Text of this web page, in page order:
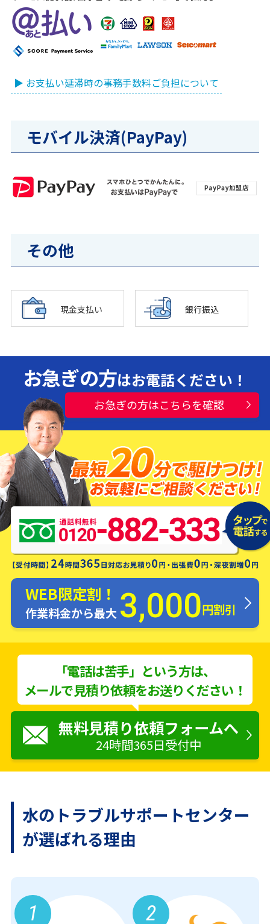
▶ お支払い延滞時の事務手数料ご負担について
モバイル決済(PayPay)
その他
現金支払い 銀行振込
お急ぎの方はお電話ください！
お急ぎの方はこちらを確認
水漏れ・つまり・修理お電話一本ですぐ
にお伺いします！
WEB限定割！
作業料金から最大 3,000円割引
「電話は苦手」という方は、
メールで見積り依頼をお送りください！
無料見積り依頼フォームへ
24時間365日受付中
水のトラブルサポートセンター
が選ばれる理由
1 2